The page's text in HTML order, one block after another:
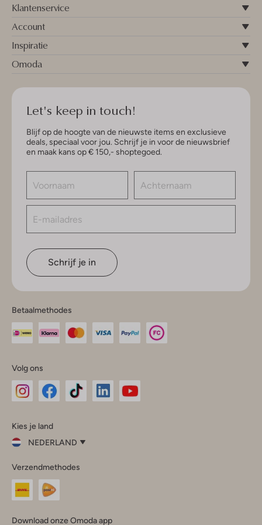
Klantenservice
Account
Inspiratie
Omoda
Let's keep in touch!
Blijf op de hoogte van de nieuwste items en exclusieve
deals, speciaal voor jou. Schrijf je in voor de nieuwsbrief
en maak kans op € 150,- shoptegoed.
Schrijf je in
Betaalmethodes
Volg ons
InstagramFacebook
Kies je land
NEDERLAND
je
land
Nederland
Verzendmethodes
Download onze Omoda app